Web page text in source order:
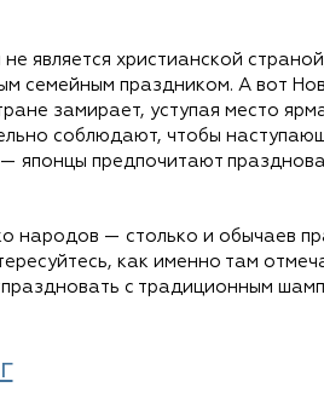
является христианской
семейным праздником. А вот
замирает, уступая место
соблюдают, чтобы
японцы предпочитают
народов — столько и обычаев
как именно там
с традиционным